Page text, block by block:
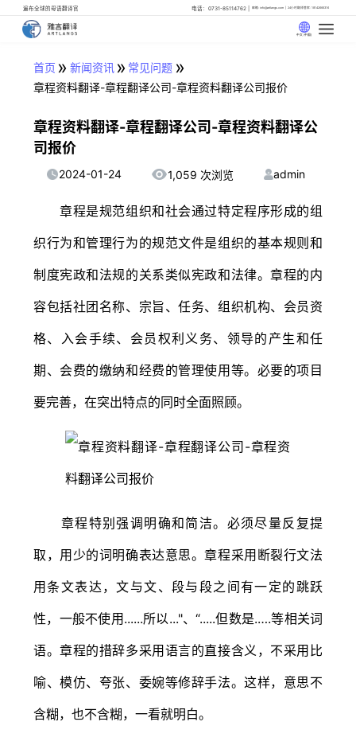
遍布全球的母语翻译官 电话：0731-85114762 邮箱: info@artlangs.com 24小时翻译管家: 18142666316
中文 (中国)
首页 » 新闻资讯» 常见问题 »
章程资料翻译-章程翻译公司-章程资料翻译公司报价
章程资料翻译-章程翻译公司-章程资料翻译公
司报价
2024-01-24 1,059 次浏览 admin
章程是规范组织和社会通过特定程序形成的组
织行为和管理行为的规范文件是组织的基本规则和
制度宪政和法规的关系类似宪政和法律。章程的内
容包括社团名称、宗旨、任务、组织机构、会员资
格、入会手续、会员权利义务、领导的产生和任
期、会费的缴纳和经费的管理使用等。必要的项目
要完善，在突出特点的同时全面照顾。
章程特别强调明确和简洁。必须尽量反复提
取，用少的词明确表达意思。章程采用断裂行文法
用条文表达，文与文、段与段之间有一定的跳跃
性，一般不使用......所以..."、“.....但数是.….等相关词
语。章程的措辞多采用语言的直接含义，不采用比
喻、模仿、夸张、委婉等修辞手法。这样，意思不
含糊，也不含糊，一看就明白。